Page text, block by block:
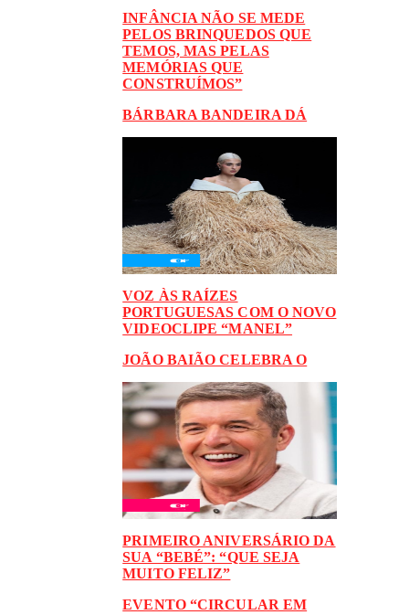
INFÂNCIA NÃO SE MEDE
PELOS BRINQUEDOS QUE
TEMOS, MAS PELAS
MEMÓRIAS QUE
CONSTRUÍMOS”
BÁRBARA BANDEIRA DÁ
VOZ ÀS RAÍZES
PORTUGUESAS COM O NOVO
VIDEOCLIPE “MANEL”
JOÃO BAIÃO CELEBRA O
PRIMEIRO ANIVERSÁRIO DA
SUA “BEBÉ”: “QUE SEJA
MUITO FELIZ”
EVENTO “CIRCULAR EM